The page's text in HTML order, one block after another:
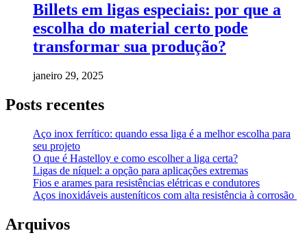
Billets em ligas especiais: por que a
escolha do material certo pode
transformar sua produção?
janeiro 29, 2025
Posts recentes
Aço inox ferrítico: quando essa liga é a melhor escolha para
seu projeto
O que é Hastelloy e como escolher a liga certa?
Ligas de níquel: a opção para aplicações extremas
Fios e arames para resistências elétricas e condutores
Aços inoxidáveis austeníticos com alta resistência à corrosão
Arquivos